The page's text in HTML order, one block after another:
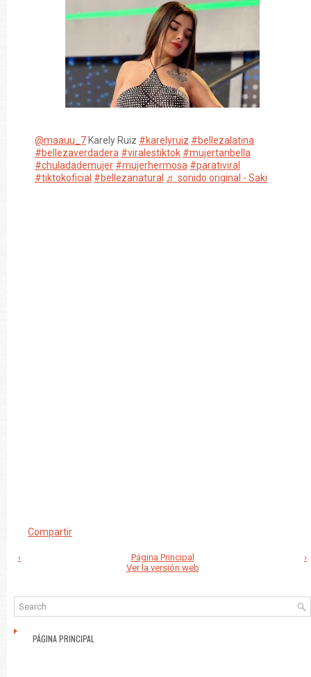
@maauu_7 Karely Ruiz #karelyruiz #bellezalatina
#bellezaverdadera #viralestiktok #mujertanbella
#chuladademujer #mujerhermosa #parativiral
#tiktokoficial #bellezanatural ♬ sonido original - Saki
Compartir
‹ ›
Página Principal
Ver la versión web
PÁGINA PRINCIPAL